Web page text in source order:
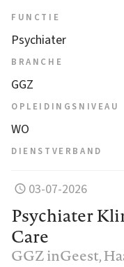
FUNCTIE
Psychiater
BRANCHE
GGZ
OPLEIDINGSNIVEAU
WO
DIENSTVERBAND
03-07-2026
Psychiater
Care
GGZ inGeest,